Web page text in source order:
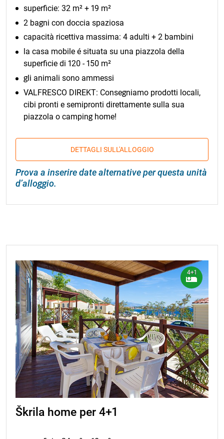
superficie: 32 m² + 19 m²
2 bagni con doccia spaziosa
capacità ricettiva massima: 4 adulti + 2 bambini
la casa mobile é situata su una piazzola della
superficie di 120 - 150 m²
gli animali sono ammessi
VALFRESCO DIREKT: Consegniamo prodotti locali,
cibi pronti e semipronti direttamente sulla sua
piazzola o camping home!
DETTAGLI SULL'ALLOGGIO
Prova a inserire date alternative per questa unità
d’alloggio.
4+1
Škrila home per 4+1